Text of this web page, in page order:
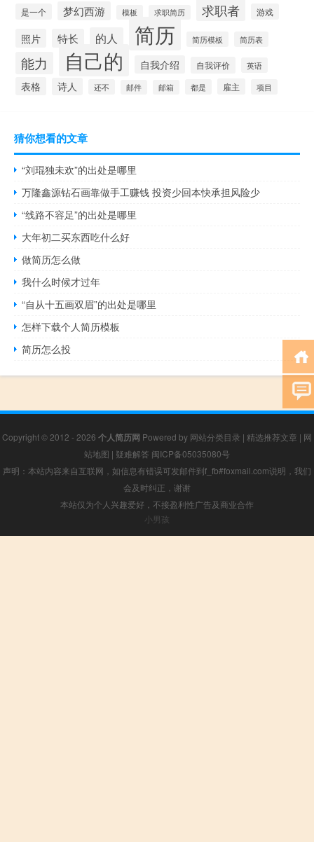
是一个 梦幻西游 模板 求职简历 求职者 游戏
照片 特长 的人 简历 简历模板 简历表
能力 自己的 自我介绍 自我评价 英语
表格 诗人 还不 邮件 邮箱 都是 雇主 项目
猜你想看的文章
“刘琨独未欢”的出处是哪里
万隆鑫源钻石画靠做手工赚钱 投资少回本快承担风险少
“线路不容足”的出处是哪里
大年初二买东西吃什么好
做简历怎么做
我什么时候才过年
“自从十五画双眉”的出处是哪里
怎样下载个人简历模板
简历怎么投
Copyright © 2012 - 2026 个人简历网 Powered by 网站分类目录 | 精选推荐文章 | 网
站地图 | 疑难解答 闽ICP备05035080号
声明：本站内容来自互联网，如信息有错误可发邮件到f_fb#foxmail.com说明，我们
会及时纠正，谢谢
本站仅为个人兴趣爱好，不接盈利性广告及商业合作
小男孩